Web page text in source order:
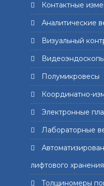
Контактные
Аналитические
Визуальный
Видеоэндоскопы
Полумикровесы
Координатно-
Электронные
Лабораторные
лифтового хранения
Толщиномеры